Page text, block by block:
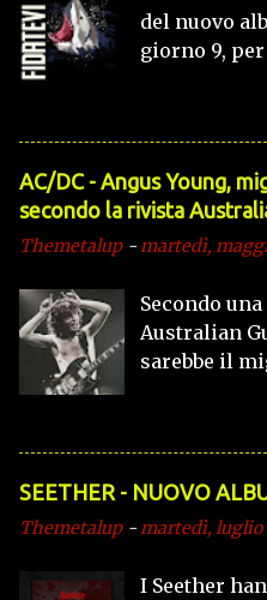
Barusso
pubblico il
THE EDGE
da ENRICO
tormentata
della follia,
fino a
“noir” dietro
MADNESS”,
cui Marco
del nuovo
giorno 9,
chiamerà
della
AC/DC - Angus Young,
secondo la rivista
Themetalup -martedì,
Secondo
Australian
sarebbe il
occhiata a
SEETHER - NUOVO
Themetalup -martedì, luglio
I Seether